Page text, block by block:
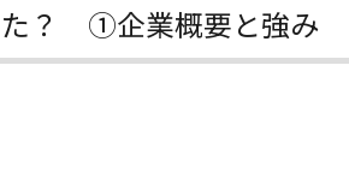
た？ ①企業概要と強み